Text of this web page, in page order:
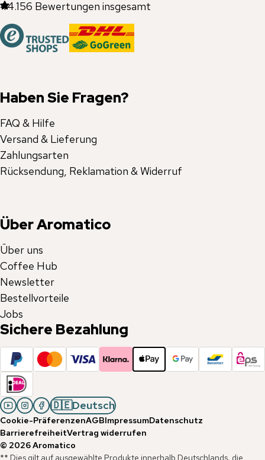
44.156 Bewertungen insgesamt
Haben Sie Fragen?
FAQ & Hilfe
Versand & Lieferung
Zahlungsarten
Rücksendung, Reklamation & Widerruf
Über Aromatico
Über uns
Coffee Hub
Newsletter
Bestellvorteile
Jobs
Sichere Bezahlung
🇩🇪Deutsch
Cookie-PräferenzenAGBImpressumDatenschutz
BarrierefreiheitVertrag widerrufen
© 2026Aromatico
** Dies gilt auf ausgewählte Produkte innerhalb Deutschlands, die